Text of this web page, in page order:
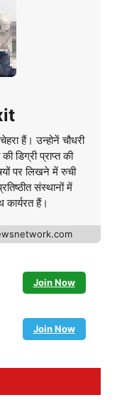
हैं। उन्होनें चौधरी
डिग्री प्राप्त की
पर लिखने में रुची
संस्थानों में
हैं।
Join Now
Join Now